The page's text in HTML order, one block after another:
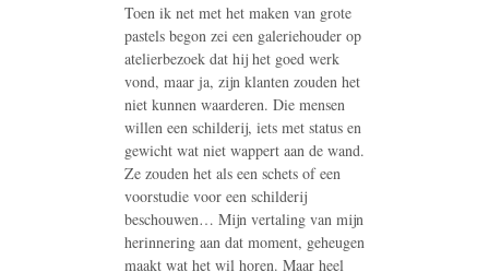
Toen ik net met het maken van grote
pastels begon zei een galeriehouder op
atelierbezoek dat hij het goed werk
vond, maar ja, zijn klanten zouden het
niet kunnen waarderen. Die mensen
willen een schilderij, iets met status en
gewicht wat niet wappert aan de wand.
Ze zouden het als een schets of een
voorstudie voor een schilderij
beschouwen… Mijn vertaling van mijn
herinnering aan dat moment, geheugen
maakt wat het wil horen. Maar heel